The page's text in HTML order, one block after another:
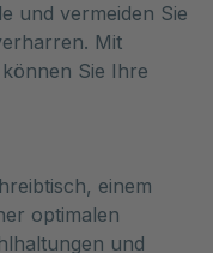
und vermeiden Sie
Mit
Sie Ihre
einem
optimalen
und